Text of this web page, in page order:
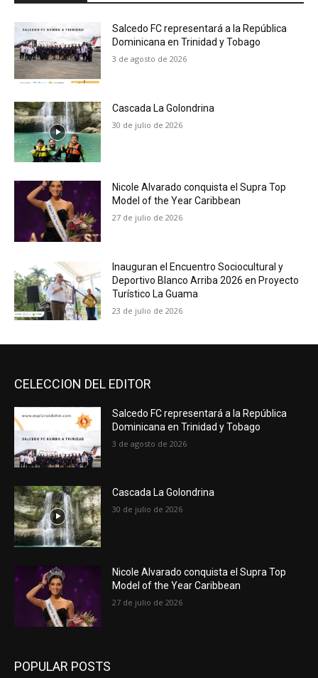
Salcedo FC representará a la República
Dominicana en Trinidad y Tobago
3 de agosto de 2026
Cascada La Golondrina
30 de julio de 2026
Nicole Alvarado conquista el Supra Top
Model of the Year Caribbean
27 de julio de 2026
Inauguran el Encuentro Sociocultural y
Deportivo Blanco Arriba 2026 en Proyecto
Turístico La Guama
23 de julio de 2026
CELECCION DEL EDITOR
Salcedo FC representará a la República
Dominicana en Trinidad y Tobago
3 de agosto de 2026
Cascada La Golondrina
30 de julio de 2026
Nicole Alvarado conquista el Supra Top
Model of the Year Caribbean
27 de julio de 2026
POPULAR POSTS